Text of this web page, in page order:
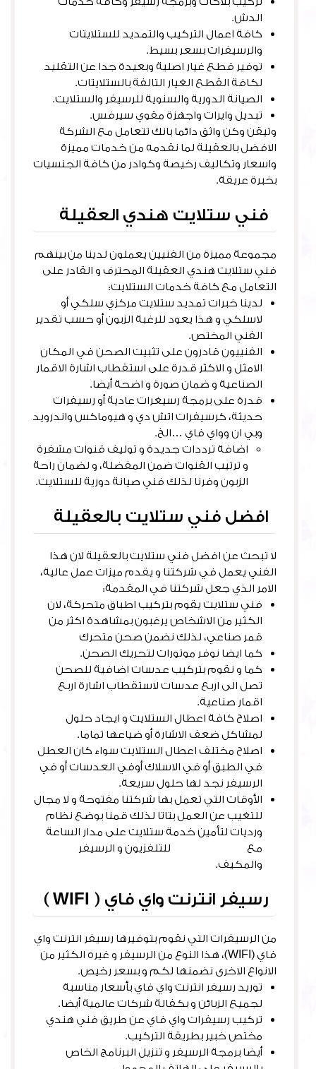
الدش.
كافة اعمال التركيب والتمديد للستلايتات
والرسيفرات بسعر بسيط.
توفير قطع غيار اصلية وبعيدة جدا عن التقليد
لكافة القطع الغيار التالفة بالستلايتات.
الصيانة الدورية والسنوية للرسيفر والستلايت.
تبديل وايرات واجهزة مقوي سيرفس.
وتيقن وكن واثق دائما بانك تتعامل مع الشركة
الافضل بالعقيلة لما نقدمه من خدمات مميزة
واسعار وتكاليف رخيصة وكوادر من كافة الجنسيات
بخبرة عريقة.
فني ستلايت هندي العقيلة
مجموعة مميزة من الفنيين يعملون لدينا من بينهم
فني ستلايت هندي العقيلة المحترف و القادر على
التعامل مع كافة خدمات الستلايت:
لدينا خبرات تمديد ستلايت مركزي سلكي أو
لاسلكي و هذا يعود للرغبة الزبون أو حسب تقدير
الفني المختص.
الفنييون قادرون على تثبيت الصحن في المكان
الامثل و الاكثر قدرة على استقطاب اشارة الاقمار
الصناعية و ضمان صورة و اضحة أيضا.
قدرة على برمجة رسيغرات عادية أو رسيفرات
حديثة، كرسيفرات اتش دي و هيوماكس واندرويد
وبي ان وواي فاي …الخ.
اضافة ترددات جديدة و توليف قنوات مشفرة
و ترتيب القنوات ضمن المفضلة، و لضمان راحة
الزبون وفرنا لذلك فني صيانة دورية للستلايت.
افضل فني ستلايت بالعقيلة
لا تبحث عن افضل فني ستلايت بالعقيلة لان هذا
الفني يعمل في شركتنا و يقدم ميزات عمل عالية،
الامر الذي جعل شركتنا في المقدمة:
فني ستلايت يقوم بتركيب اطباق متحركة، لان
الكثير من الاشخاص يرغبون بمشاهدة اكثر من
قمر صناعي، لذلك نضمن صحن متحرك
كما ايضا نوفر موتورات لتحريك الصحن.
كما و نقوم بتركيب عدسات اضافية للصحن
تصل الى اربع عدسات لاستقطاب اشارة اربع
اقمار صناعية.
اصلاح كافة اعطال الستلايت و ايجاد حلول
لمشاكل ضعف الاشارة أو ضياعها تماما.
اصلاح مختلف اعطال الستلايت سواء كان العطل
في الطبق أو في الاسلاك أوفي العدسات أو في
الرسيفر نجد لها حلول سريعة.
الأوقات التي تعمل بها شركتنا مفتوحة و لا مجال
للتغيب عن العمل بتاتا لذلك قمنا بوضع نظام
ورديات لتأمين خدمة ستلايت على مدار الساعة
مع
للتلفزيون و الرسيفر
والمكيف.
رسيفر انترنت واي فاي ( WIFI )
من الرسيفرات التي نقوم بتوفيرها رسيفر انترنت واي
فاي (WIFI)، هذا النوع من الرسيفر و غيره الكثير من
الانواع الاخرى نضمنها لكم و بسعر رخيص.
توريد رسيفر انترنت واي فاي بأسعار مناسبة
لجميع الزبائن و بكفالة شركات عالمية أيضا.
تركيب رسيفرات واي فاي عن طريق فني هندي
مختص خبير بطريقة التركيب.
أيضا برمجة الرسيفر و تنزيل البرنامج الخاص